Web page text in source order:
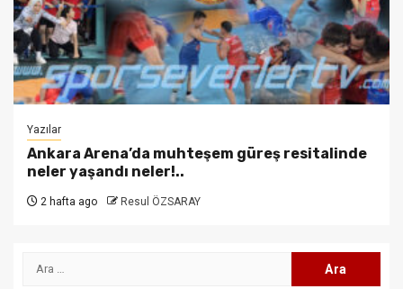
Yazılar
Ankara Arena’da muhteşem güreş resitalinde
neler yaşandı neler!..
2 hafta ago Resul ÖZSARAY
Arama: